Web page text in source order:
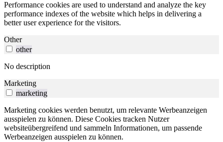
Performance cookies are used to understand and analyze the key
performance indexes of the website which helps in delivering a
better user experience for the visitors.
Other
other
No description
Marketing
marketing
Marketing cookies werden benutzt, um relevante Werbeanzeigen
ausspielen zu können. Diese Cookies tracken Nutzer
websiteübergreifend und sammeln Informationen, um passende
Werbeanzeigen ausspielen zu können.